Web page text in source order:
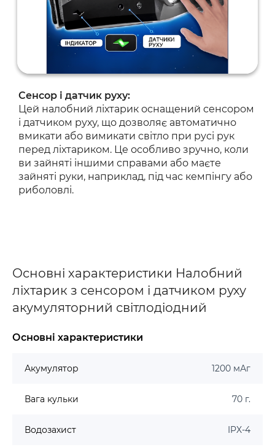
Сенсор і датчик руху:
Цей налобний ліхтарик оснащений сенсором
і датчиком руху, що дозволяє автоматично
вмикати або вимикати світло при русі рук
перед ліхтариком. Це особливо зручно, коли
ви зайняті іншими справами або маєте
зайняті руки, наприклад, під час кемпінгу або
риболовлі.
Основні характеристики Налобний
ліхтарик з сенсором і датчиком руху
акумуляторний світлодіодний
Основні характеристики
Акумулятор 1200 мАг
Вага кульки 70 г.
Водозахист IPX-4